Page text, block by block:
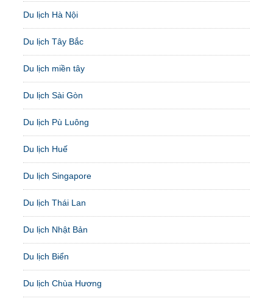
Du lịch Hà Nội
Du lịch Tây Bắc
Du lịch miền tây
Du lịch Sài Gòn
Du lịch Pù Luông
Du lịch Huế
Du lịch Singapore
Du lịch Thái Lan
Du lịch Nhật Bản
Du lịch Biển
Du lịch Chùa Hương